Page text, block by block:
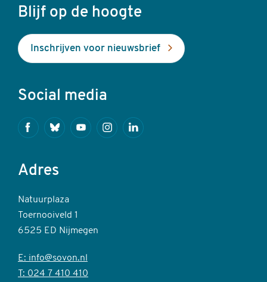
Blijf op de hoogte
Inschrijven voor nieuwsbrief
Social media
FacebookBlueskyYoutubeInstagramLinkedin
Adres
Natuurplaza
Toernooiveld 1
6525 ED Nijmegen
E: info@sovon.nl
T: 024 7 410 410